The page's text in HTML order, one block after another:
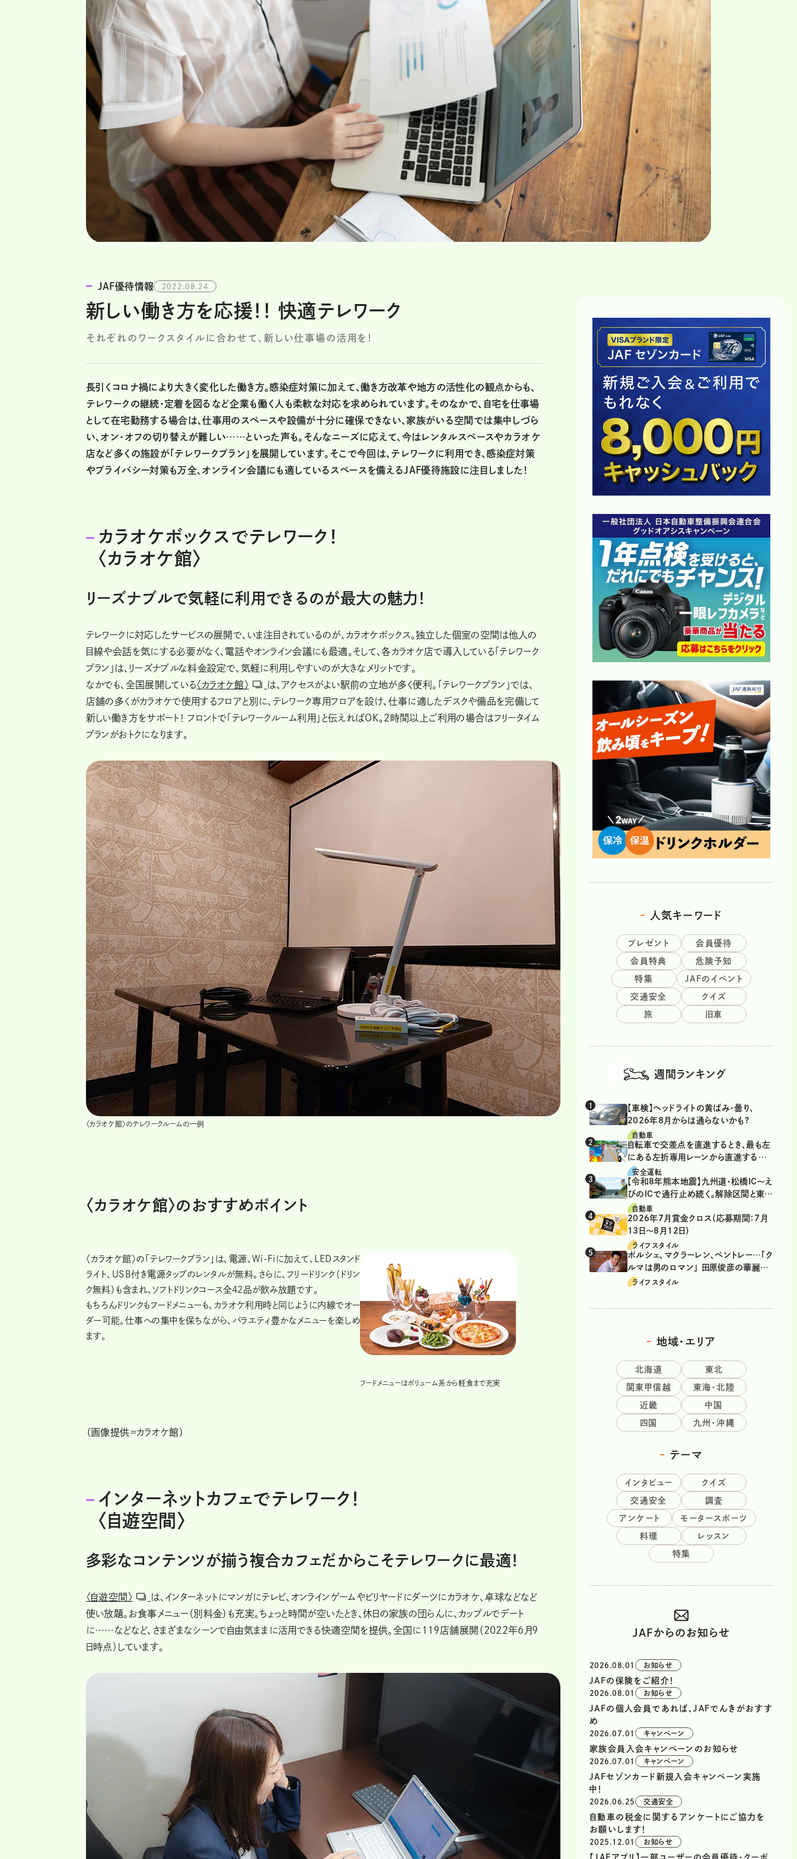
JAF優待情報 2022.08.24
新しい働き方を応援！！ 快適テレワーク
それぞれのワークスタイルに合わせて、新しい仕事場の活用を！
長引くコロナ禍により大きく変化した働き方。感染症対策に加えて、働き方改革や地方の活性化の観点からも、
テレワークの継続・定着を図るなど企業も働く人も柔軟な対応を求められています。そのなかで、自宅を仕事場
として在宅勤務する場合は、仕事用のスペースや設備が十分に確保できない、家族がいる空間では集中しづら
い、オン・オフの切り替えが難しい……といった声も。そんなニーズに応えて、今はレンタルスペースやカラオケ
店など多くの施設が「テレワークプラン」を展開しています。そこで今回は、テレワークに利用でき、感染症対策
やプライバシー対策も万全、オンライン会議にも適しているスペースを備えるJAF優待施設に注目しました！
カラオケボックスでテレワーク！
〈カラオケ館〉
リーズナブルで気軽に利用できるのが最大の魅力！
テレワークに対応したサービスの展開で、いま注目されているのが、カラオケボックス。独立した個室の空間は他人の
目線や会話を気にする必要がなく、電話やオンライン会議にも最適。そして、各カラオケ店で導入している「テレワーク
プラン」は、リーズナブルな料金設定で、気軽に利用しやすいのが大きなメリットです。
なかでも、全国展開している〈カラオケ館〉
は、アクセスがよい駅前の立地が多く便利。「テレワークプラン」では、
店舗の多くがカラオケで使用するフロアと別に、テレワーク専用フロアを設け、仕事に適したデスクや備品を完備して
新しい働き方をサポート！ フロントで「テレワークルーム利用」と伝えればOK。2時間以上ご利用の場合はフリータイム
プランがおトクになります。
〈カラオケ館〉のテレワークルームの一例
〈カラオケ館〉のおすすめポイント
〈カラオケ館〉の「テレワークプラン」は、電源、Wi-Fiに加えて、LEDスタンド
ライト、USB付き電源タップのレンタルが無料。さらに、フリードリンク（ドリン
ク無料）も含まれ、ソフトドリンクコース全42品が飲み放題です。
もちろんドリンクもフードメニューも、カラオケ利用時と同じように内線でオー
ダー可能。仕事への集中を保ちながら、バラエティ豊かなメニューを楽しめ
ます。
フードメニューはボリューム系から軽食まで充実
（画像提供＝カラオケ館）
インターネットカフェでテレワーク！
〈自遊空間〉
多彩なコンテンツが揃う複合カフェだからこそテレワークに最適！
〈自遊空間〉
は、インターネットにマンガにテレビ、オンラインゲームやビリヤードにダーツにカラオケ、卓球などなど
使い放題。お食事メニュー（別料金）も充実。ちょっと時間が空いたとき、休日の家族の団らんに、カップルでデート
に……などなど、さまざまなシーンで自由気ままに活用できる快適空間を提供。全国に119店舗展開（2022年6月9
日時点）しています。
人気キーワード
プレゼント 会員優待
会員特典 危険予知
特集 JAFのイベント
交通安全 クイズ
旅 旧車
週間ランキング
【車検】ヘッドライトの黄ばみ・曇り、
2026年8月からは通らないかも?
自動車
自転車で交差点を直進するとき、最も左
にある左折専用レーンから直進するの
は、違反？
安全運転
【令和8年熊本地震】九州道・松橋IC～え
びのICで通行止め続く。解除区間と東九
州道の迂回ルート
自動車
2026年7月賞金クロス（応募期間：7月
13日～8月12日）
ライフスタイル
ポルシェ、マクラーレン、ベントレー…「ク
ルマは男のロマン」 田原俊彦の華麗な
る愛車遍歴
ライフスタイル
地域・エリア
北海道 東北
関東甲信越 東海・北陸
近畿 中国
四国 九州・沖縄
テーマ
インタビュー クイズ
交通安全 調査
アンケート モータースポーツ
料理 レッスン
特集
JAFからのお知らせ
2026.08.01 お知らせ
JAFの保険をご紹介！
2026.08.01 お知らせ
JAFの個人会員であれば、JAFでんきがおすす
め
2026.07.01 キャンペーン
家族会員入会キャンペーンのお知らせ
2026.07.01 キャンペーン
JAFセゾンカード新規入会キャンペーン実施
中！
2026.06.25 交通安全
自動車の税金に関するアンケートにご協力を
お願いします！
2025.12.01 お知らせ
【JAFアプリ】一部ユーザーの会員優待・クーポ